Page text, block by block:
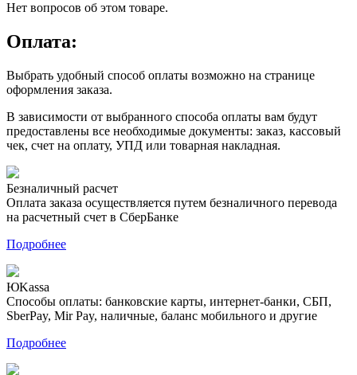
Нет вопросов об этом товаре.
Оплата:
Выбрать удобный способ оплаты возможно на странице
оформления заказа.
В зависимости от выбранного способа оплаты вам будут
предоставлены все необходимые документы: заказ, кассовый
чек, счет на оплату, УПД или товарная накладная.
Безналичный расчет
Оплата заказа осуществляется путем безналичного перевода
на расчетный счет в СберБанке
Подробнее
ЮKassa
Способы оплаты: банковские карты, интернет-банки, СБП,
SberPay, Mir Pay, наличные, баланс мобильного и другие
Подробнее